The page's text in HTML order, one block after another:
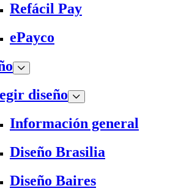
Refácil Pay
ePayco
diseño
Información general
Diseño Brasilia
Diseño Baires